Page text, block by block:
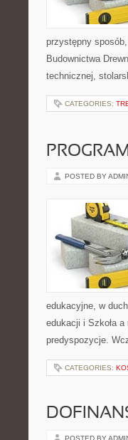
przystępny
Budownictwa
technicznej,
CATEGORIES:
POSTED BY
edukacyjne, w
edukacji i Szkoła
predyspozycje.
CATEGORIES:
POSTED BY